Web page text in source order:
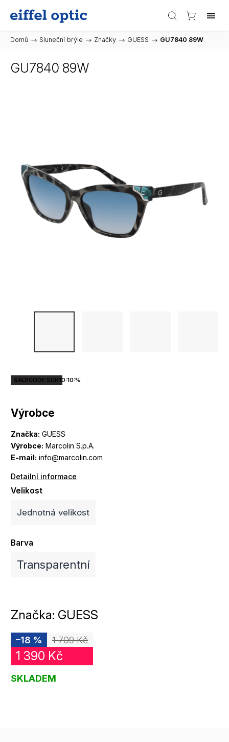
Domů / Sluneční brýle / Značky / GUESS / GU7840 89W
GU7840 89W
Výrobce
Značka: GUESS
Výrobce: Marcolin S.p.A.
E-mail: info@marcolin.com
Detailní informace
SALECODE:SUN10:10:%
Velikost
Jednotná velikost
Barva
Transparentní
Značka: GUESS
1 709 Kč
–18 %
1 390 Kč
SKLADEM